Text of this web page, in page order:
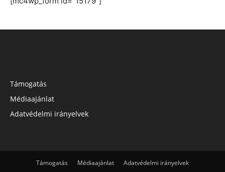
Támogatás
Médiaajánlat
Adatvédelmi irányelvek
Támogatás Médiaajánlat Adatvédelmi irányelvek